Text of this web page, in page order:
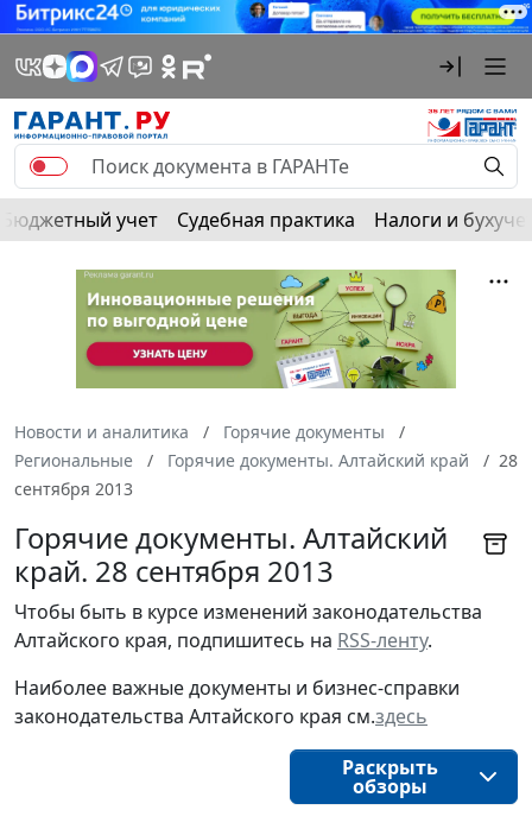
Бюджетный учет Судебная практика Налоги и
Новости и аналитика
Горячие документы
Региональные
Горячие документы. Алтайский край
28
сентября 2013
Горячие документы. Алтайский
край. 28 сентября 2013
Чтобы быть в курсе изменений законодательства
Алтайского края, подпишитесь на RSS-ленту.
Наиболее важные документы и бизнес-справки
законодательства Алтайского края см.здесь
Раскрыть
обзоры